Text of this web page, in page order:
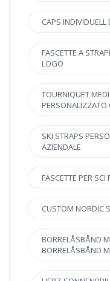
CAPS INDIVIDUELL
FASCETTE A
LOGO
TOURNIQUET
PERSONALIZZATO
SKI STRAPS
AZIENDALE
FASCETTE PER
CUSTOM NORDIC
BORRELÅSBÅND
BORRELÅSBÅND